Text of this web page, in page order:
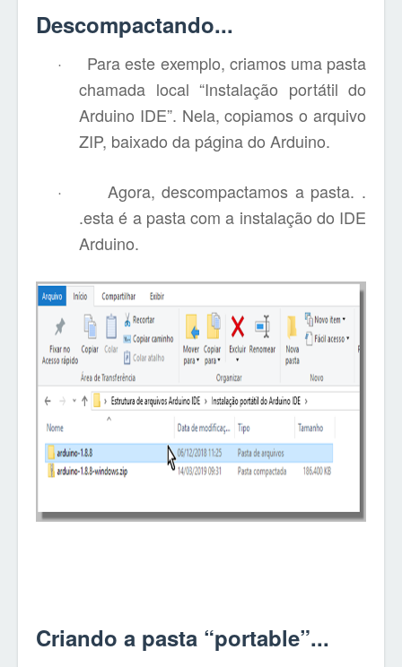
Descompactando...
·
Para este exemplo, criamos uma pasta
chamada local “Instalação portátil do
Arduino IDE”. Nela, copiamos o arquivo
ZIP, baixado da página do Arduino.
·
Agora, descompactamos a pasta. .
.esta é a pasta com a instalação do IDE
Arduino.
Criando a pasta “portable”...